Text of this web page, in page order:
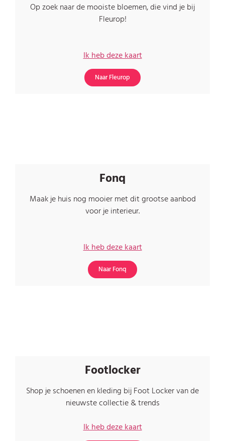
Op zoek naar de mooiste bloemen, die vind je bij
Fleurop!
Ik heb deze kaart
Naar Fleurop
Fonq
Maak je huis nog mooier met dit grootse aanbod
voor je interieur.
Ik heb deze kaart
Naar Fonq
Footlocker
Shop je schoenen en kleding bij Foot Locker van de
nieuwste collectie & trends
Ik heb deze kaart